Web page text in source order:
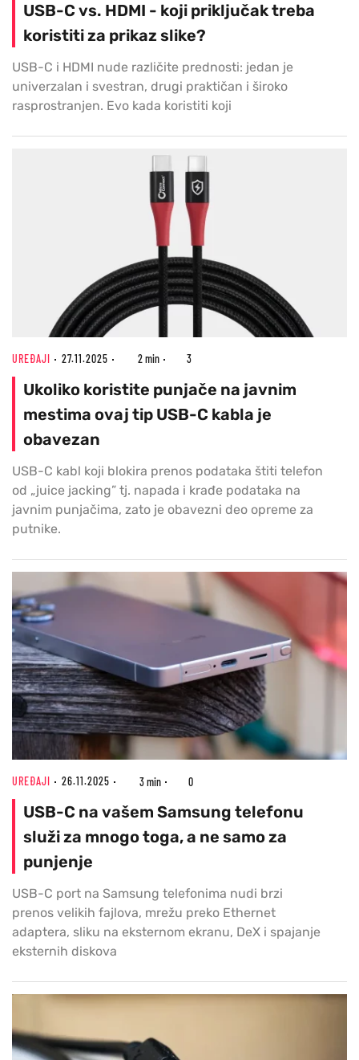
USB-C vs. HDMI - koji priključak treba
koristiti za prikaz slike?
USB-C i HDMI nude različite prednosti: jedan je
univerzalan i svestran, drugi praktičan i široko
rasprostranjen. Evo kada koristiti koji
UREĐAJI 27.11.2025 2 min 3
Ukoliko koristite punjače na javnim
mestima ovaj tip USB-C kabla je
obavezan
USB-C kabl koji blokira prenos podataka štiti telefon
od „juice jacking” tj. napada i krađe podataka na
javnim punjačima, zato je obavezni deo opreme za
putnike.
UREĐAJI 26.11.2025 3 min 0
USB-C na vašem Samsung telefonu
služi za mnogo toga, a ne samo za
punjenje
USB-C port na Samsung telefonima nudi brzi
prenos velikih fajlova, mrežu preko Ethernet
adaptera, sliku na eksternom ekranu, DeX i spajanje
eksternih diskova